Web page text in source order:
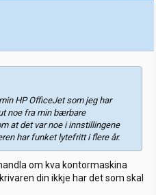
HP OfficeJet som jeg har
noe fra min bærbare
at det var noe i innstillingene
har funket lytefritt i flere år.
om kva kontormaskina
din ikkje har det som skal